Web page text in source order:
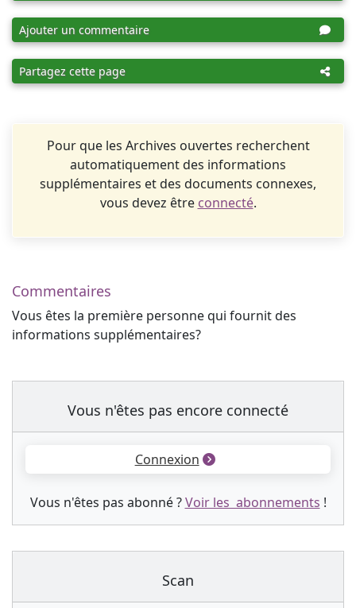
Ajouter un commentaire
Partagez cette page
Pour que les Archives ouvertes recherchent
automatiquement des informations
supplémentaires et des documents connexes,
vous devez être connecté.
Commentaires
Vous êtes la première personne qui fournit des
informations supplémentaires?
Vous n'êtes pas encore connecté
Connexion
Vous n'êtes pas abonné ?Voir les abonnements !
Scan